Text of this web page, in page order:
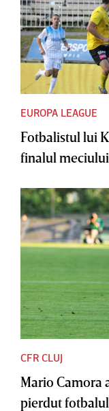
EUROPA LEAGUE
Fotbalistul lui
finalul meciului
CFR CLUJ
Mario Camora
pierdut fotbalul